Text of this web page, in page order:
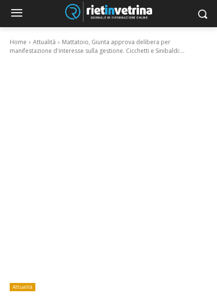
Home Attualità
Mattatoio, Giunta approva delibera per
manifestazione d'interesse sulla gestione. Cicchetti e Sinibaldi:...
Attualità